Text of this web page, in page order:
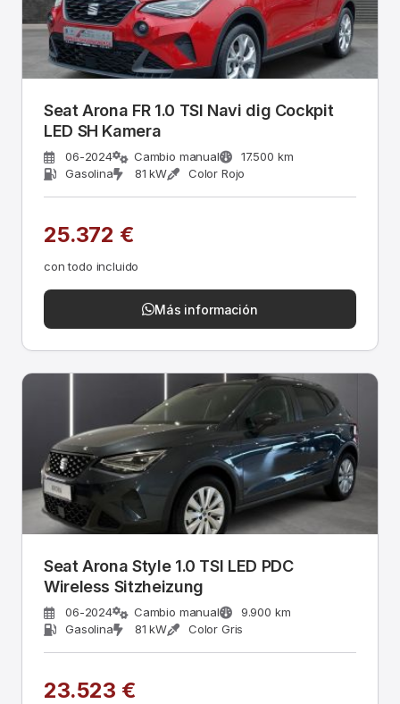
Seat Arona FR 1.0 TSI Navi dig Cockpit
LED SH Kamera
06-2024 Cambio manual
17.500 km
Gasolina
81 kW Color Rojo
25.372 €
con todo incluido
Más información
Seat Arona Style 1.0 TSI LED PDC
Wireless Sitzheizung
06-2024 Cambio manual
9.900 km
Gasolina
81 kW Color Gris
23.523 €